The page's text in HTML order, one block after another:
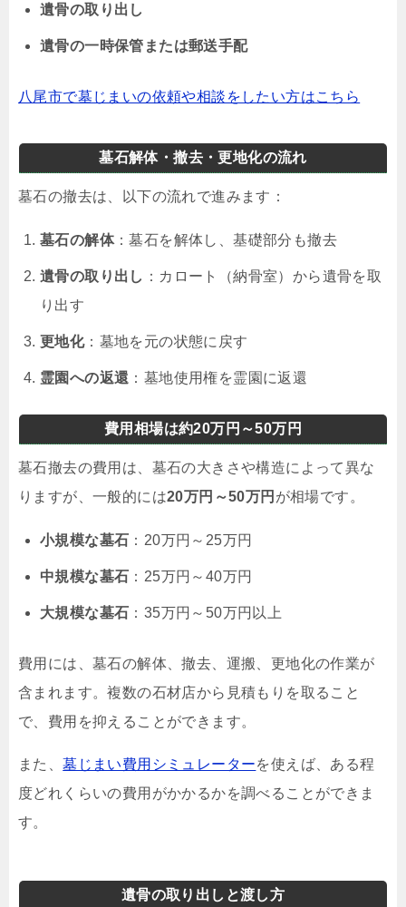
遺骨の取り出し
遺骨の一時保管または郵送手配
八尾市で墓じまいの依頼や相談をしたい方はこちら
墓石解体・撤去・更地化の流れ
墓石の撤去は、以下の流れで進みます：
墓石の解体：墓石を解体し、基礎部分も撤去
遺骨の取り出し ：カロート（納骨室）から遺骨を取
り出す
更地化：墓地を元の状態に戻す
霊園への返還 ：墓地使用権を霊園に返還
費用相場は約20万円～50万円
墓石撤去の費用は、墓石の大きさや構造によって異な
りますが、一般的には20万円～50万円 が相場です。
小規模な墓石 ：20万円～25万円
中規模な墓石 ：25万円～40万円
大規模な墓石 ：35万円～50万円以上
費用には、墓石の解体、撤去、運搬、更地化の作業が
含まれます。複数の石材店から見積もりを取ること
で、費用を抑えることができます。
また、墓じまい費用シミュレーターを使えば、ある程
度どれくらいの費用がかかるかを調べることができま
す。
遺骨の取り出しと渡し方